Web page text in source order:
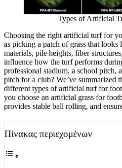
Types of Artificial
Choosing the right artificial turf for
as picking a patch of grass that
materials, pile heights, fiber
influence how the turf performs
professional stadium, a school pitch,
pitch for a club? We’ve summarized
different types of artificial turf for
you choose an artificial grass for
provides stable ball rolling, and
Πίνακας περιεχομένων